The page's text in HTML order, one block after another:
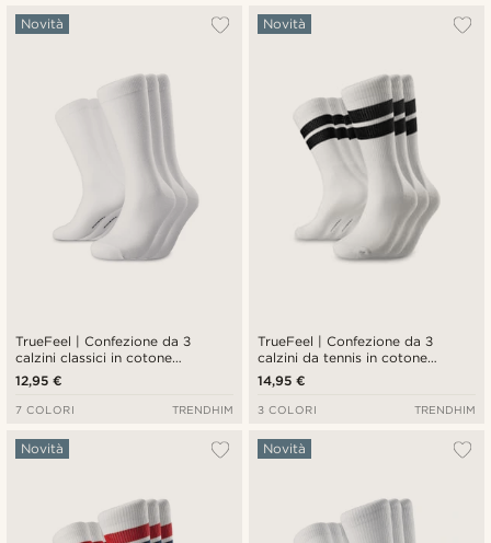
Più popolari
Più economici
Più costosi
TrueFeel | Confezione da 3
calzini classici in cotone
premium bianchi
Novità
12,95 €
7 COLORI TRENDHIM
TrueFeel | Confezione da 3
calzini da tennis in cotone
premium bianchi con righe nere
Novità
14,95 €
3 COLORI TRENDHIM
Novità Novità